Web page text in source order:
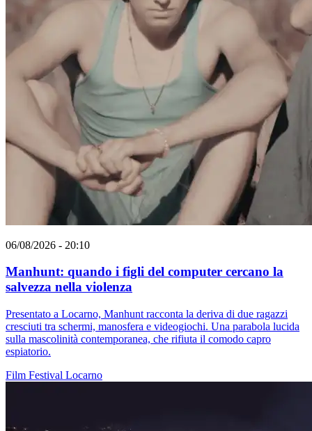
06/08/2026 - 20:10
Manhunt: quando i figli del computer cercano la
salvezza nella violenza
Presentato a Locarno, Manhunt racconta la deriva di due ragazzi
cresciuti tra schermi, manosfera e videogiochi. Una parabola lucida
sulla mascolinità contemporanea, che rifiuta il comodo capro
espiatorio.
Film Festival Locarno